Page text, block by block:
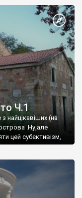
Ч.1
найцікавіших (на
.Ну,але
цей субєктивізм,